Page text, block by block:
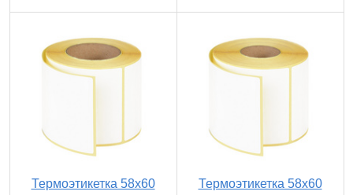
Термоэтикетка 58х60
Термоэтикетка 58х60